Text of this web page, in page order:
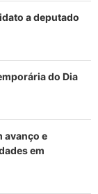
a deputado
do Dia
avanço e
em